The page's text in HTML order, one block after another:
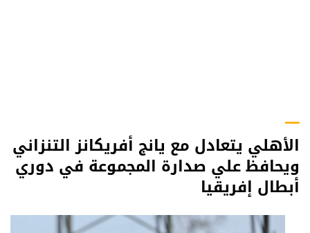
الأهلي يتعادل مع يانج أفريكانز التنزاني
ويحافظ علي صدارة المجموعة في دوري
أبطال إفريقيا